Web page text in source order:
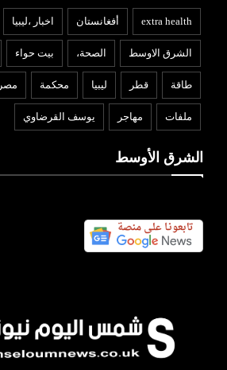
extra health أفغانستان اخبار ،ليبيا
الشرق الاوسط الصحة، بيت حواء
طاقة قطر ليبيا محكمة مصر
ملفات مهاجر يوسف القرضاوي
الشرق الأوسط